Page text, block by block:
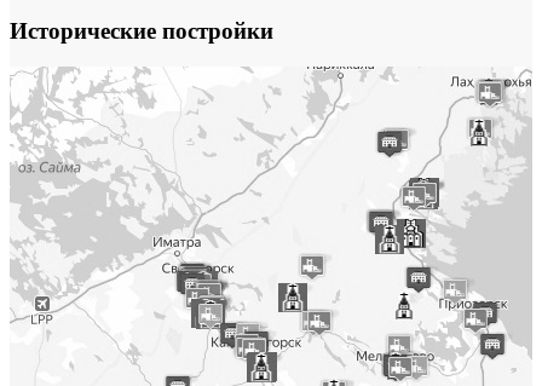
Исторические постройки